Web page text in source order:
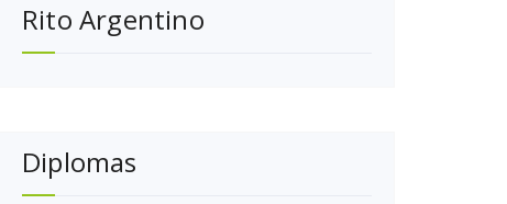
Rito Argentino
Diplomas